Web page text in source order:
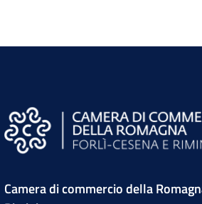
Camera di commercio della